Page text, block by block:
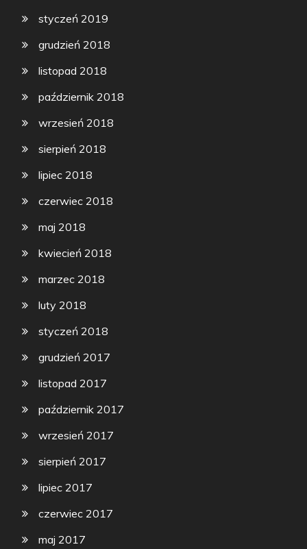
styczeń 2019
grudzień 2018
listopad 2018
październik 2018
wrzesień 2018
sierpień 2018
lipiec 2018
czerwiec 2018
maj 2018
kwiecień 2018
marzec 2018
luty 2018
styczeń 2018
grudzień 2017
listopad 2017
październik 2017
wrzesień 2017
sierpień 2017
lipiec 2017
czerwiec 2017
maj 2017